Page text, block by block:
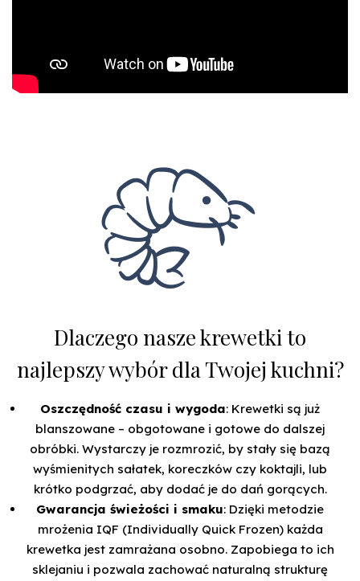
Dlaczego nasze krewetki to
najlepszy wybór dla Twojej kuchni?
Oszczędność czasu i wygoda: Krewetki są już
blanszowane – obgotowane i gotowe do dalszej
obróbki. Wystarczy je rozmrozić, by stały się bazą
wyśmienitych sałatek, koreczków czy koktajli, lub
krótko podgrzać, aby dodać je do dań gorących.
Gwarancja świeżości i smaku: Dzięki metodzie
mrożenia IQF (Individually Quick Frozen) każda
krewetka jest zamrażana osobno. Zapobiega to ich
sklejaniu i pozwala zachować naturalną strukturę